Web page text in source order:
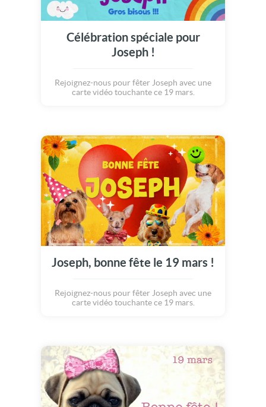
Célébration spéciale pour
Joseph !
Rejoignez-nous pour fêter Joseph avec une
carte vidéo touchante ce 19 mars.
Joseph, bonne fête le 19 mars !
Rejoignez-nous pour fêter Joseph avec une
carte vidéo touchante ce 19 mars.